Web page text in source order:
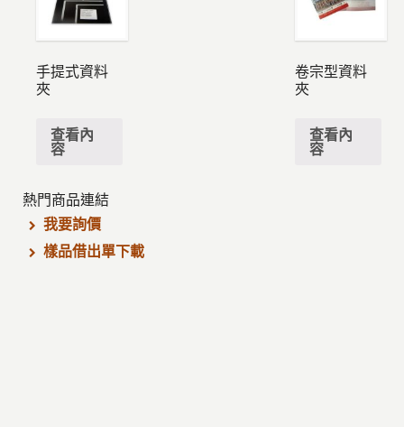
手提式資料
夾
查看內
容
卷宗型資料
夾
查看內
容
熱門商品連結
我要詢價
樣品借出單下載